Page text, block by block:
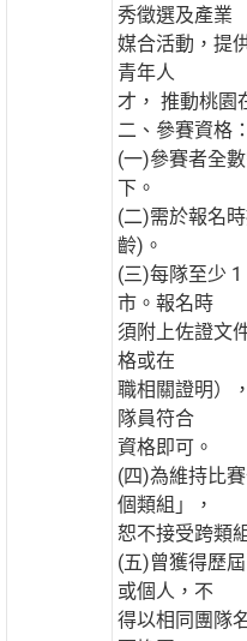
秀徵選及產業
媒合活動，提
青年人
才， 推動桃園
二、參賽資格：
(一)參賽者全
下。
(二)需於報名
齡)。
(三)每隊至少
市。報名時
須附上佐證文
格或在
職相關證明）
隊員符合
資格即可。
(四)為維持比
個類組」，
恕不接受跨類
(五)曾獲得歷
或個人，不
得以相同團隊